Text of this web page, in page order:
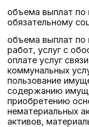
объема выплат по
обязательному
объема выплат по
работ, услуг с
оплате услуг
коммунальных
пользование
содержанию
приобретению
нематериальных
активов,